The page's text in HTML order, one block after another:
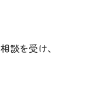
談を受け、